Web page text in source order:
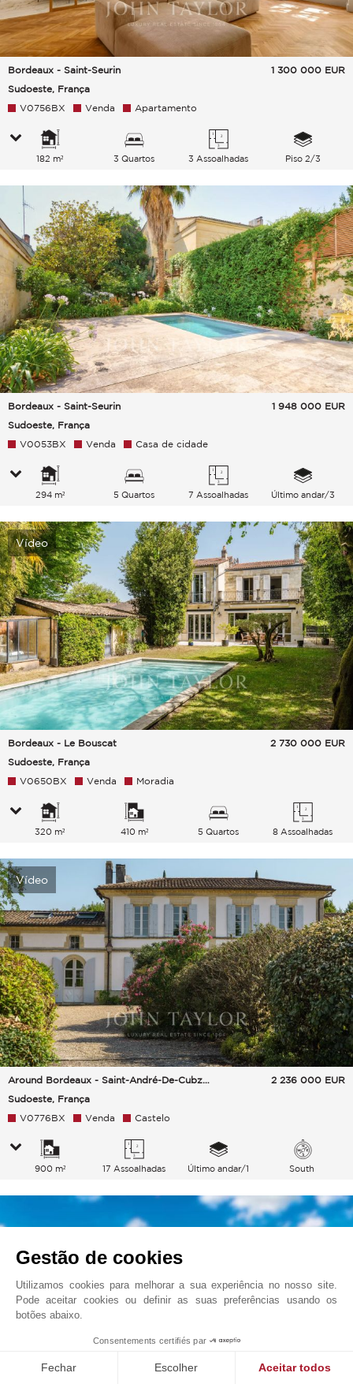
Bordeaux - Saint-Seurin
Sudoeste, França
1 300 000 EUR
V0756BX Venda Apartamento
182 m² 3 Quartos 3 Assoalhadas Piso 2/3
Bordeaux - Saint-Seurin
Sudoeste, França
1 948 000 EUR
V0053BX Venda Casa de cidade
294 m² 5 Quartos 7 Assoalhadas Último andar/3
Vídeo
Bordeaux - Le Bouscat
Sudoeste, França
2 730 000 EUR
V0650BX Venda Moradia
320 m² 410 m² 5 Quartos 8 Assoalhadas
Vídeo
Sudoeste, França
2 236 000 EUR
V0776BX Venda Castelo
900 m² 17 Assoalhadas Último andar/1 South
Gestão de cookies
Utilizamos cookies para melhorar a sua experiência no nosso site.
Pode aceitar cookies ou definir as suas preferências usando os
botões abaixo.
Consentements certifiés par
Fechar Escolher Aceitar todos